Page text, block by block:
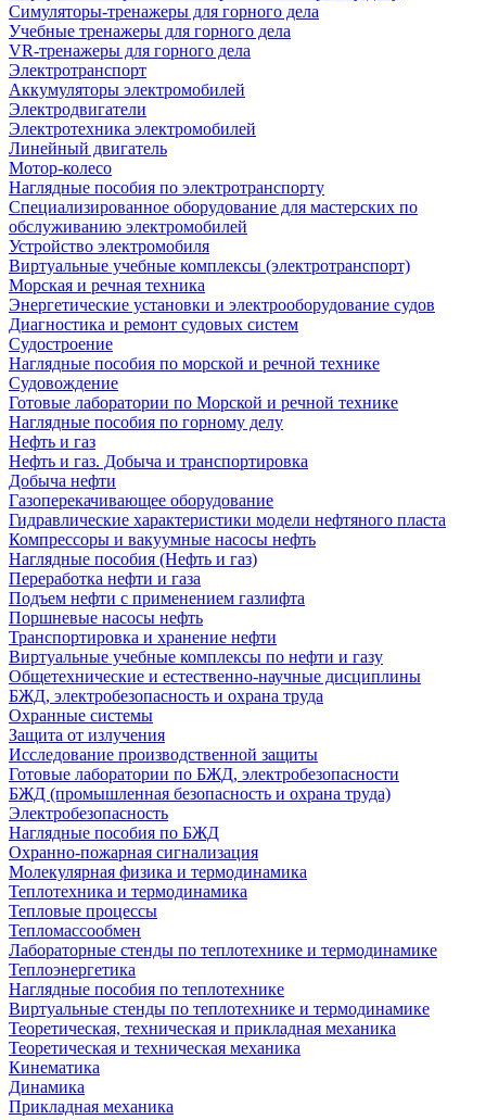
Симуляторы-тренажеры для горного дела
Учебные тренажеры для горного дела
VR-тренажеры для горного дела
Электротранспорт
Аккумуляторы электромобилей
Электродвигатели
Электротехника электромобилей
Линейный двигатель
Мотор-колесо
Наглядные пособия по электротранспорту
Специализированное оборудование для мастерских по
обслуживанию электромобилей
Устройство электромобиля
Виртуальные учебные комплексы (электротранспорт)
Морская и речная техника
Энергетические установки и электрооборудование судов
Диагностика и ремонт судовых систем
Судостроение
Наглядные пособия по морской и речной технике
Судовождение
Готовые лаборатории по Морской и речной технике
Наглядные пособия по горному делу
Нефть и газ
Нефть и газ. Добыча и транспортировка
Добыча нефти
Газоперекачивающее оборудование
Гидравлические характеристики модели нефтяного пласта
Компрессоры и вакуумные насосы нефть
Наглядные пособия (Нефть и газ)
Переработка нефти и газа
Подъем нефти с применением газлифта
Поршневые насосы нефть
Транспортировка и хранение нефти
Виртуальные учебные комплексы по нефти и газу
Общетехнические и естественно-научные дисциплины
БЖД, электробезопасность и охрана труда
Охранные системы
Защита от излучения
Исследование производственной защиты
Готовые лаборатории по БЖД, электробезопасности
БЖД (промышленная безопасность и охрана труда)
Электробезопасность
Наглядные пособия по БЖД
Охранно-пожарная сигнализация
Молекулярная физика и термодинамика
Теплотехника и термодинамика
Тепловые процессы
Тепломассообмен
Лабораторные стенды по теплотехнике и термодинамике
Теплоэнергетика
Наглядные пособия по теплотехнике
Виртуальные стенды по теплотехнике и термодинамике
Теоретическая, техническая и прикладная механика
Теоретическая и техническая механика
Кинематика
Динамика
Прикладная механика